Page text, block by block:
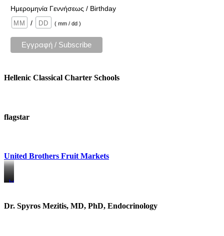
Ημερομηνία Γεννήσεως / Birthday
/
( mm / dd )
Hellenic Classical Charter Schools
flagstar
United Brothers Fruit Markets
https://www.unitedbrothersfruitmarkets.com/
https://www.unitedbrothersfruitmarkets.com/
Dr. Spyros Mezitis, MD, PhD, Endocrinology